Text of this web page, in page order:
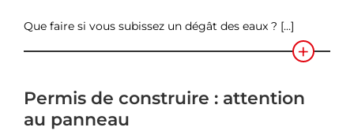
Que faire si vous subissez un dégât des eaux ? [...]
Permis de construire : attention
au panneau